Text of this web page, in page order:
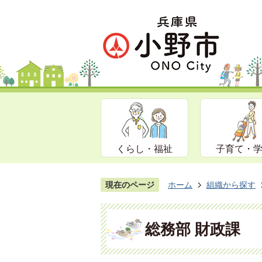
くらし・福祉 子育て・
現在のページ ホーム 組織から探す
総務部 財政課